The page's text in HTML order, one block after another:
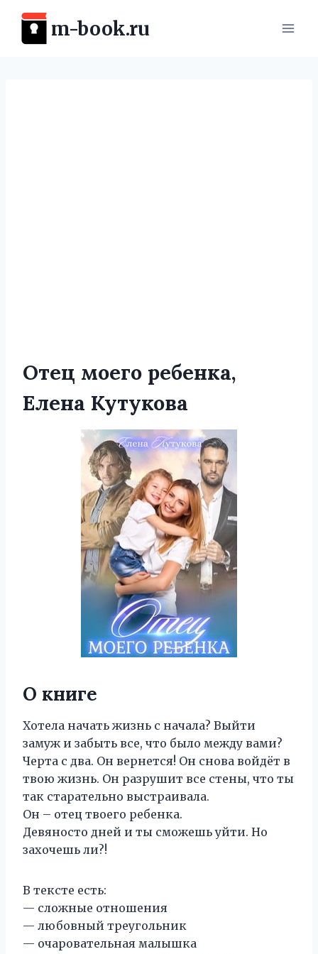
Перейти
содержимому
m-book.ru
Отец моего ребенка,
Елена Кутукова
О книге
Хотела начать жизнь с начала? Выйти
замуж и забыть все, что было между вами?
Черта с два. Он вернется! Он снова войдёт в
твою жизнь. Он разрушит все стены, что ты
так старательно выстраивала.
Он – отец твоего ребенка.
Девяносто дней и ты сможешь уйти. Но
захочешь ли?!
В тексте есть:
— сложные отношения
— любовный треугольник
— очаровательная малышка